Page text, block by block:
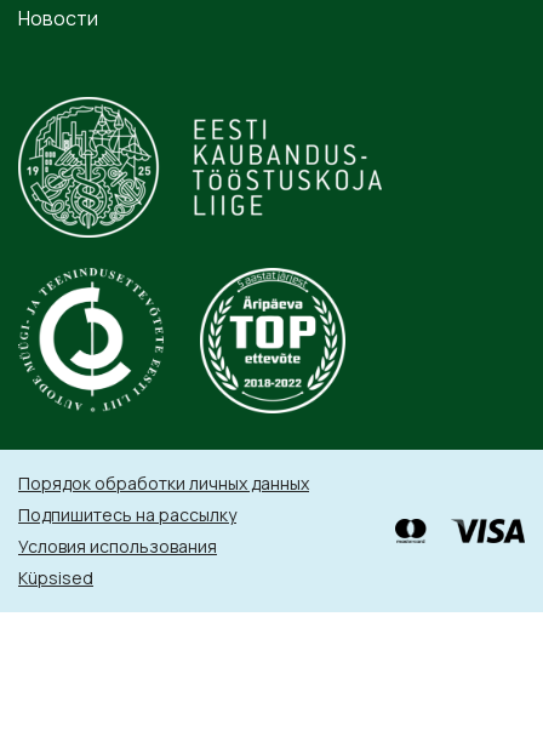
Новости
Порядок обработки личных данных
Подпишитесь на рассылку
Условия использования
Küpsised